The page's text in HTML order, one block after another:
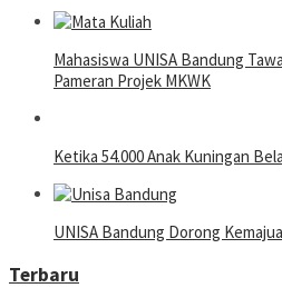
Mahasiswa UNISA Bandung
Pameran Projek MKWK
Ketika 54.000 Anak Kuningan
UNISA Bandung Dorong
Terbaru